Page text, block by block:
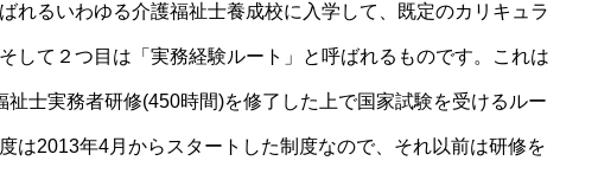
るいわゆる介護福祉士養成校に入学して、既定のカリキュラ
して２つ目は「実務経験ルート」と呼ばれるものです。これは
士実務者研修(450時間)を修了した上で国家試験を受けるルー
は2013年4月からスタートした制度なので、それ以前は研修を